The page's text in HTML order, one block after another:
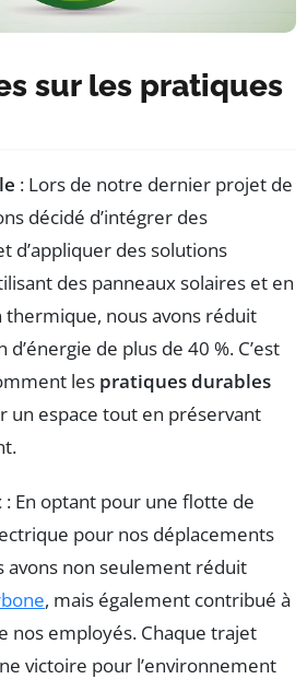
sur les pratiques
: Lors de notre dernier projet de
décidé d’intégrer des
d’appliquer des solutions
des panneaux solaires et en
thermique, nous avons réduit
de plus de 40 %. C’est
les pratiques durables
un espace tout en préservant
: En optant pour une flotte de
pour nos déplacements
avons non seulement réduit
, mais également contribué à
nos employés. Chaque trajet
victoire pour l’environnement